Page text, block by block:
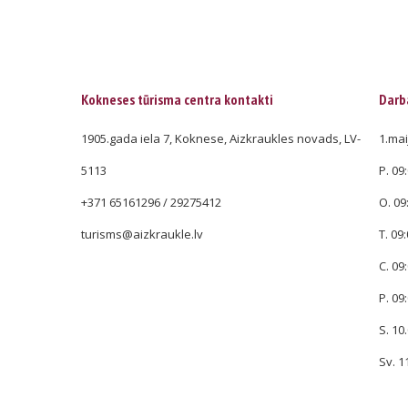
Kokneses tūrisma centra kontakti
1905.gada iela 7, Koknese, Aizkraukles novads, LV-
5113
+371 65161296 / 29275412
turisms@aizkraukle.lv
P.
O.
T.
C.
P.
S.
Sv.